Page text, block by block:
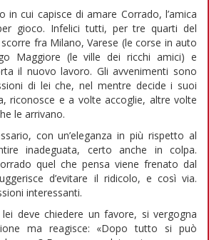
in cui capisce di amare Corrado, l’amica
gioco. Infelici tutti, per tre quarti del
fra Milano, Varese (le corse in auto
Maggiore (le ville dei ricchi amici) e
il nuovo lavoro. Gli avvenimenti sono
di lei che, nel mentre decide i suoi
riconosce e a volte accoglie, altre volte
le arrivano.
con un’eleganza in più rispetto al
inadeguata, certo anche in colpa.
quel che pensa viene frenato dal
d’evitare il ridicolo, e così via.
interessanti.
deve chiedere un favore, si vergogna
ma reagisce: «Dopo tutto si può